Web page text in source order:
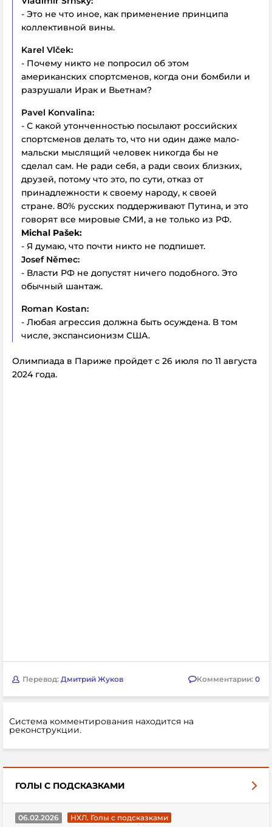
- Это не что иное, как применение принципа
коллективной вины.
Karel Vlček:
- Почему никто не попросил об этом
американских спортсменов, когда они бомбили и
разрушали Ирак и Вьетнам?
Pavel Konvalina:
- С какой утонченностью посылают российских
спортсменов делать то, что ни один даже мало-
мальски мыслящий человек никогда бы не
сделал сам. Не ради себя, а ради своих близких,
друзей, потому что это, по сути, отказ от
принадлежности к своему народу, к своей
стране. 80% русских поддерживают Путина, и это
говорят все мировые СМИ, а не только из РФ.
Michal Pašek:
- Я думаю, что почти никто не подпишет.
Josef Němec:
- Власти РФ не допустят ничего подобного. Это
обычный шантаж.
Roman Kostan:
- Любая агрессия должна быть осуждена. В том
числе, экспансионизм США.
Олимпиада в Париже пройдет с 26 июля по 11 августа
2024 года.
Перевод: Дмитрий Жуков Комментарии: 0
Система комментирования находится на
реконструкции.
ГОЛЫ С ПОДСКАЗКАМИ
06.02.2026
НХЛ. Голы с подсказками